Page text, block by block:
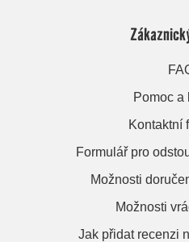
Pomoc a
Kontaktní
Formulář pro
Možnosti
Možnosti
Jak přidat recenzi